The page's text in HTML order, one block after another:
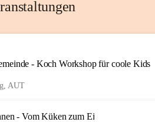
- Koch Workshop für coole Kids
AUT
- Vom Küken zum Ei